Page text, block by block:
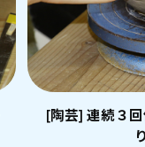
[陶芸] 連続３